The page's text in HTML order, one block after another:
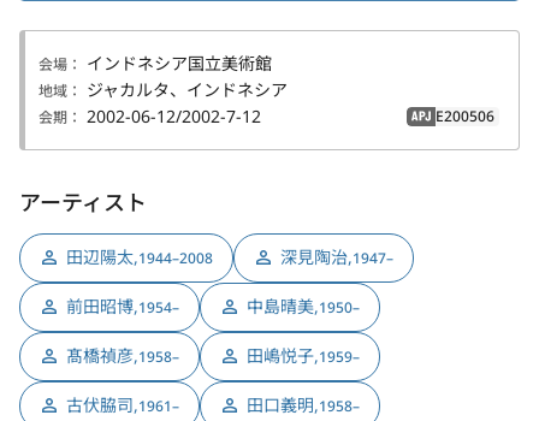
会場： インドネシア国立美術館
地域： ジャカルタ、インドネシア
会期： 2002-06-12/2002-7-12 APJ E200506
アーティスト
田辺陽太,1944–2008 深見陶治,1947–
前田昭博,1954– 中島晴美,1950–
髙橋禎彦,1958– 田嶋悦子,1959–
古伏脇司,1961– 田口義明,1958–